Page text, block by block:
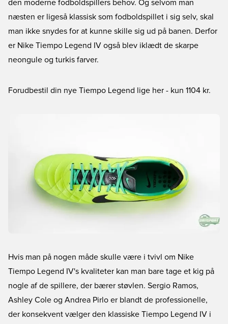
den moderne fodboldspillers behov. Og selvom man
næsten er ligeså klassisk som fodboldspillet i sig selv, skal
man ikke snydes for at kunne skille sig ud på banen. Derfor
er Nike Tiempo Legend IV også blev iklædt de skarpe
neongule og turkis farver.
Forudbestil din nye Tiempo Legend lige her - kun 1104 kr.
Hvis man på nogen måde skulle være i tvivl om Nike
Tiempo Legend IV's kvaliteter kan man bare tage et kig på
nogle af de spillere, der bærer støvlen. Sergio Ramos,
Ashley Cole og Andrea Pirlo er blandt de professionelle,
der konsekvent vælger den klassiske Tiempo Legend IV i